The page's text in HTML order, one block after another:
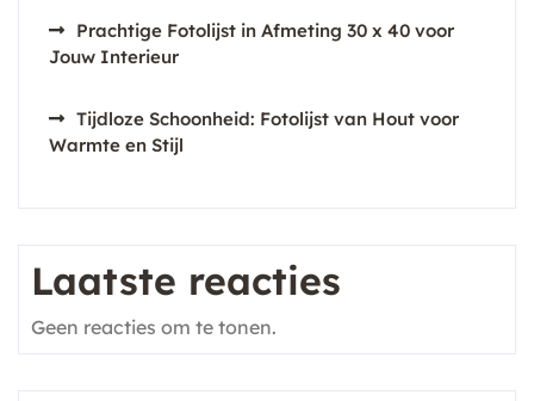
Prachtige Fotolijst in Afmeting 30 x 40 voor
Jouw Interieur
Tijdloze Schoonheid: Fotolijst van Hout voor
Warmte en Stijl
Laatste reacties
Geen reacties om te tonen.